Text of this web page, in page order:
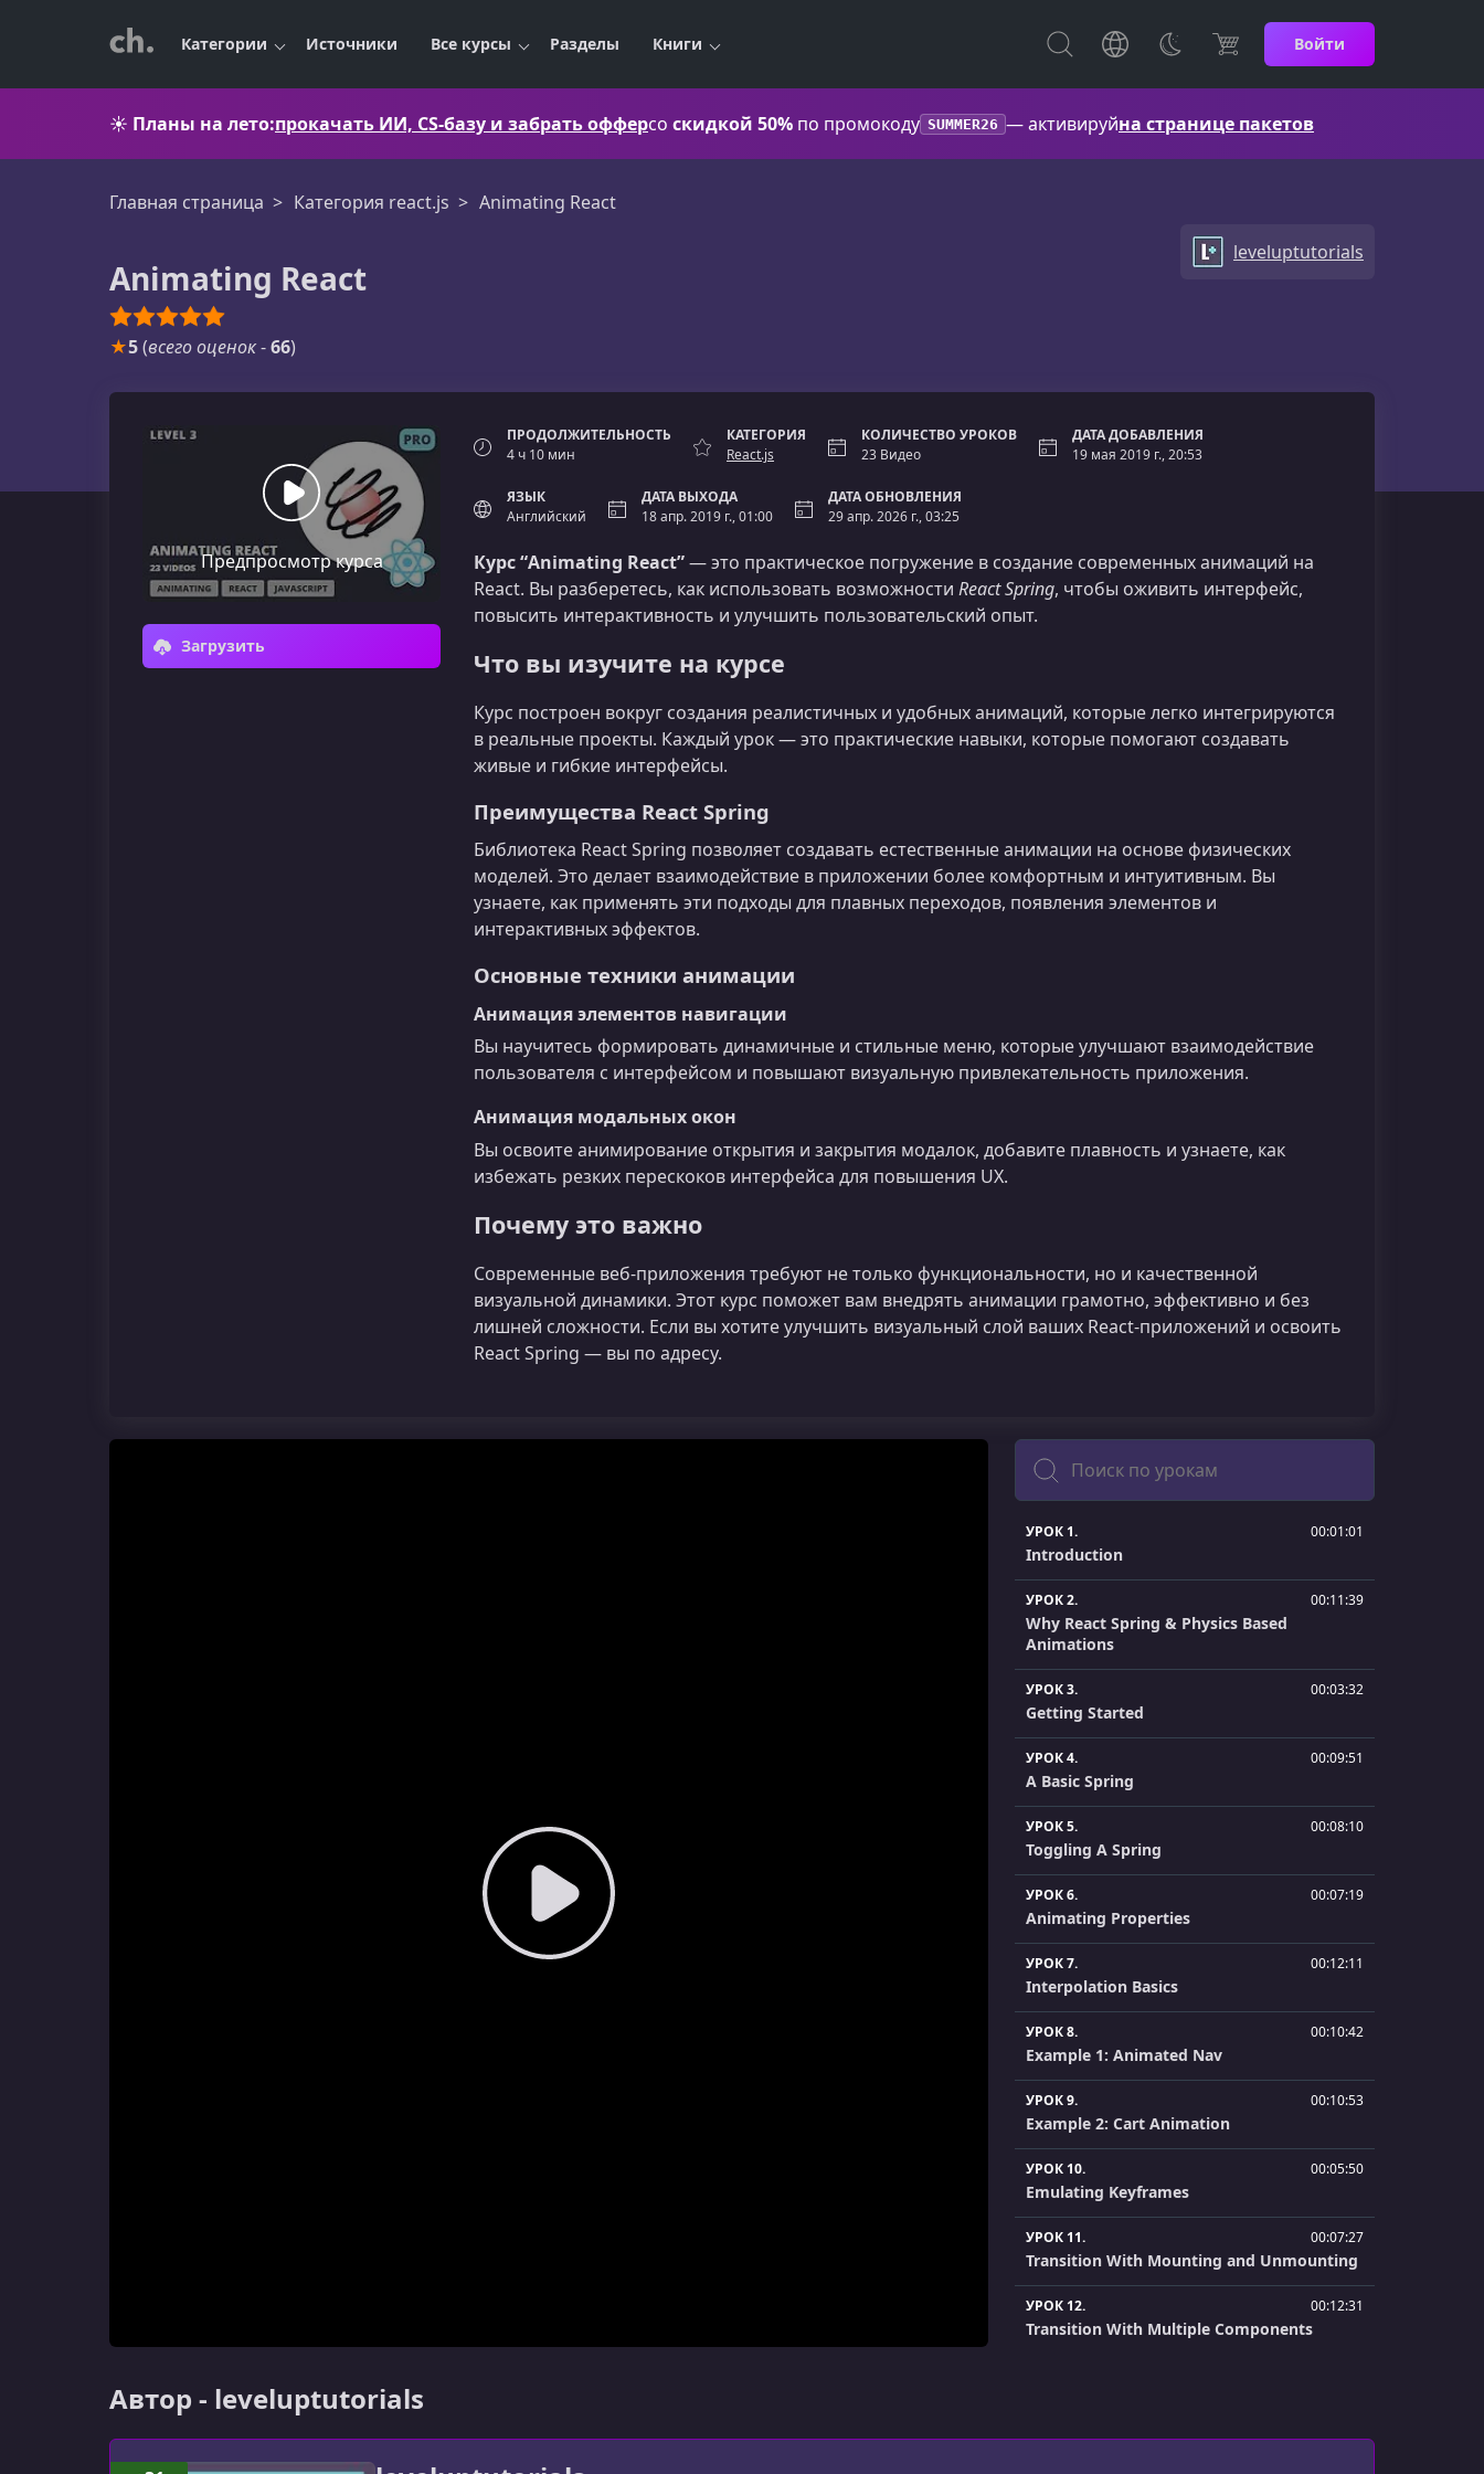
Категории Источники Все курсы Разделы Книги Войти
☀️ Планы на лето:прокачать ИИ, CS-базу и забрать офферсо скидкой 50% по промокоду SUMMER26 — активируйна странице пакетов
Главная страница Категория react.js Animating React
Animating React
leveluptutorials
★5(всего оценок-66)
Предпросмотр курса
Загрузить
ПРОДОЛЖИТЕЛЬНОСТЬ
4 ч 10 мин
КАТЕГОРИЯ
React.js
КОЛИЧЕСТВО УРОКОВ
23 Видео
ДАТА ДОБАВЛЕНИЯ
19 мая 2019 г., 20:53
ЯЗЫК
Английский
ДАТА ВЫХОДА
18 апр. 2019 г., 01:00
ДАТА ОБНОВЛЕНИЯ
29 апр. 2026 г., 03:25
Курс “Animating React”— это практическое погружение в создание современных анимаций на
React. Вы разберетесь, как использовать возможности React Spring, чтобы оживить интерфейс,
повысить интерактивность и улучшить пользовательский опыт.
Что вы изучите на курсе
Курс построен вокруг создания реалистичных и удобных анимаций, которые легко интегрируются
в реальные проекты. Каждый урок — это практические навыки, которые помогают создавать
живые и гибкие интерфейсы.
Преимущества React Spring
Библиотека React Spring позволяет создавать естественные анимации на основе физических
моделей. Это делает взаимодействие в приложении более комфортным и интуитивным. Вы
узнаете, как применять эти подходы для плавных переходов, появления элементов и
интерактивных эффектов.
Основные техники анимации
Анимация элементов навигации
Вы научитесь формировать динамичные и стильные меню, которые улучшают взаимодействие
пользователя с интерфейсом и повышают визуальную привлекательность приложения.
Анимация модальных окон
Вы освоите анимирование открытия и закрытия модалок, добавите плавность и узнаете, как
избежать резких перескоков интерфейса для повышения UX.
Почему это важно
Современные веб‑приложения требуют не только функциональности, но и качественной
визуальной динамики. Этот курс поможет вам внедрять анимации грамотно, эффективно и без
лишней сложности. Если вы хотите улучшить визуальный слой ваших React‑приложений и освоить
React Spring — вы по адресу.
Поиск
УРОК 1. 00:01:01
Introduction
УРОК 2. 00:11:39
Why React Spring & Physics Based
Animations
УРОК 3. 00:03:32
Getting Started
УРОК 4. 00:09:51
A Basic Spring
УРОК 5. 00:08:10
Toggling A Spring
УРОК 6. 00:07:19
Animating Properties
УРОК 7. 00:12:11
Interpolation Basics
УРОК 8. 00:10:42
Example 1: Animated Nav
УРОК 9. 00:10:53
Example 2: Cart Animation
УРОК 10. 00:05:50
Emulating Keyframes
УРОК 11. 00:07:27
Transition With Mounting and Unmounting
УРОК 12. 00:12:31
Transition With Multiple Components
УРОК 14. 00:16:50
Автор - leveluptutorials